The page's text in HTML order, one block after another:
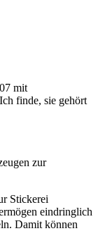
mit
finde, sie gehört
Stickerei
eindringlich
Damit können